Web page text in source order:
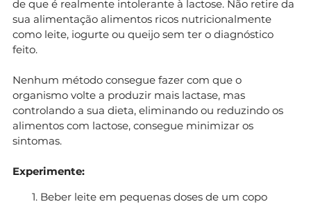
de que é realmente intolerante à lactose. Não retire da
sua alimentação alimentos ricos nutricionalmente
como leite, iogurte ou queijo sem ter o diagnóstico
feito.
Nenhum método consegue fazer com que o
organismo volte a produzir mais lactase, mas
controlando a sua dieta, eliminando ou reduzindo os
alimentos com lactose, consegue minimizar os
sintomas.
Experimente:
Beber leite em pequenas doses de um copo